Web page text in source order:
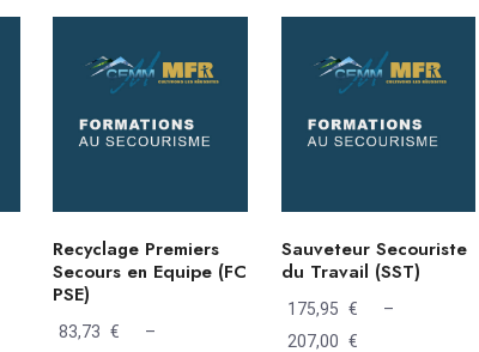
Recyclage Premiers
Secours en Equipe (FC
PSE)
83,73 €
–
Sauveteur Secouriste
du Travail (SST)
175,95 €
–
207,00 €